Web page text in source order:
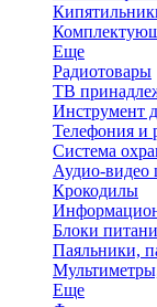
Еще
Радиотовары
ТВ
Инструмент
Телефония и
Система
Аудио-видео
Крокодилы
Блоки
Паяльники,
Еще